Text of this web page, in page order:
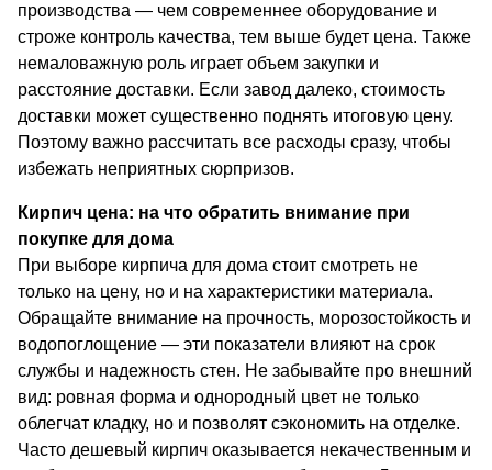
производства — чем современнее оборудование и
строже контроль качества, тем выше будет цена. Также
немаловажную роль играет объем закупки и
расстояние доставки. Если завод далеко, стоимость
доставки может существенно поднять итоговую цену.
Поэтому важно рассчитать все расходы сразу, чтобы
избежать неприятных сюрпризов.
Кирпич цена: на что обратить внимание при
покупке для дома
При выборе кирпича для дома стоит смотреть не
только на цену, но и на характеристики материала.
Обращайте внимание на прочность, морозостойкость и
водопоглощение — эти показатели влияют на срок
службы и надежность стен. Не забывайте про внешний
вид: ровная форма и однородный цвет не только
облегчат кладку, но и позволят сэкономить на отделке.
Часто дешевый кирпич оказывается некачественным и